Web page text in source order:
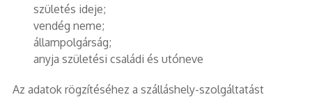
születés ideje;
vendég neme;
állampolgárság;
anyja születési családi és utóneve
Az adatok rögzítéséhez a szálláshely-szolgáltatást